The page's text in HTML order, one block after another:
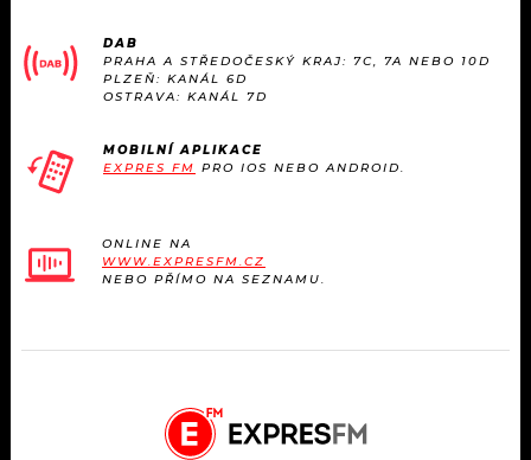
DAB
PRAHA A STŘEDOČESKÝ KRAJ: 7C, 7A NEBO 10D
PLZEŇ: KANÁL 6D
OSTRAVA: KANÁL 7D
MOBILNÍ APLIKACE
EXPRES FM PRO IOS NEBO ANDROID.
ONLINE NA
WWW.EXPRESFM.CZ
NEBO PŘÍMO NA SEZNAMU.